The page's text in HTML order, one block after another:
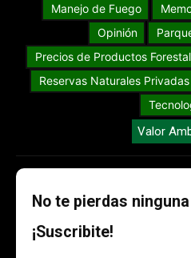
Manejo de Fuego
Opinión
Precios de Productos
Reservas Naturales Privadas
Valor
No te pierdas
¡Suscribite!